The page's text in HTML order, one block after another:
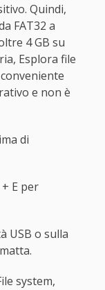
Quindi,
FAT32 a
4 GB su
Esplora file
e non è
di
E per
USB o sulla
system,